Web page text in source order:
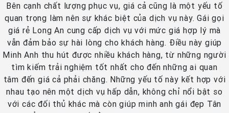
Bên cạnh chất lượng phục vụ, giá cả cũng là một yếu tố
quan trọng làm nên sự khác biệt của dịch vụ này. Gái gọi
giá rẻ Long An cung cấp dịch vụ với mức giá hợp lý mà
vẫn đảm bảo sự hài lòng cho khách hàng. Điều này giúp
Minh Anh thu hút được nhiều khách hàng, từ những người
tìm kiếm trải nghiệm tốt nhất cho đến những ai quan
tâm đến giá cả phải chăng. Những yếu tố này kết hợp với
nhau tạo nên một dịch vụ hấp dẫn, không chỉ nổi bật so
với các đối thủ khác mà còn giúp minh anh gái đẹp Tân